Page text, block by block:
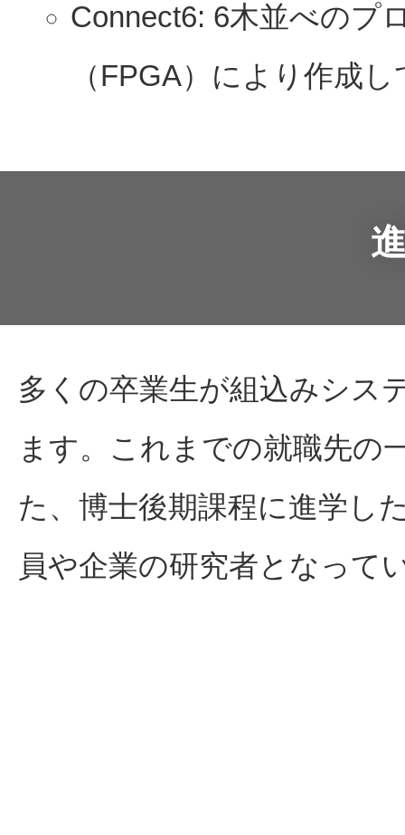
Connect6: 6木並べのプ
（FPGA）により作成
多くの卒業生が組込みシス
ます。これまでの就職先の
た、博士後期課程に進学し
員や企業の研究者となって